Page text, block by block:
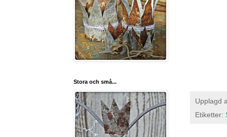
Upplagd
Etiketter:
Stora och små...